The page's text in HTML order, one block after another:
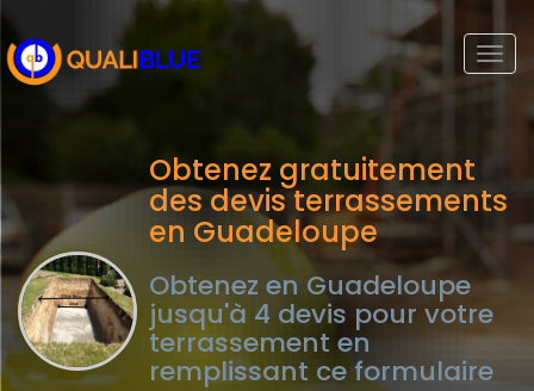
Obtenez gratuitement
des devis terrassements
en Guadeloupe
Obtenez en Guadeloupe
jusqu'à 4 devis pour votre
terrassement en
remplissant ce formulaire